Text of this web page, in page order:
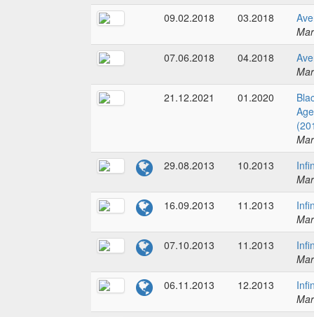
09.02.2018
03.2018
07.06.2018
04.2018
21.12.2021
01.2020
29.08.2013
10.2013
16.09.2013
11.2013
07.10.2013
11.2013
06.11.2013
12.2013